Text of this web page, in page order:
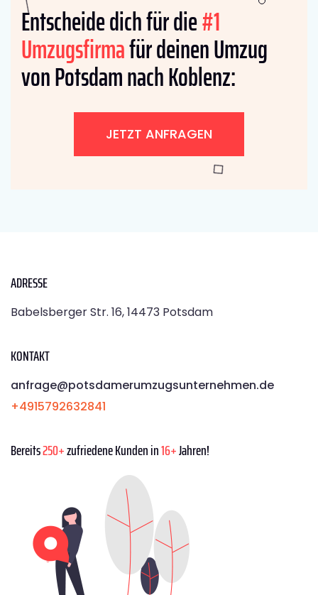
Entscheide dich für die#1
Umzugsfirmafür deinen Umzug
von Potsdam nach Koblenz:
JETZT ANFRAGEN
ADRESSE
Babelsberger Str. 16, 14473 Potsdam
KONTAKT
anfrage@potsdamerumzugsunternehmen.de
+4915792632841
Bereits250+zufriedene Kunden in16+Jahren!